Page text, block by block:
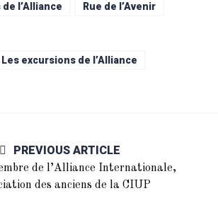
l’Alliance Rue de l’Avenir
Les excursions de l’Alliance
PREVIOUS ARTICLE
de l’Alliance Internationale,
des anciens de la CIUP